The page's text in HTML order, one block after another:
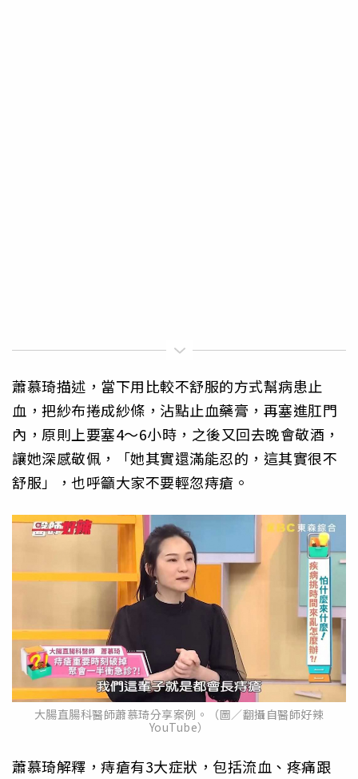
蕭慕琦描述，當下用比較不舒服的方式幫病患止
血，把紗布捲成紗條，沾點止血藥膏，再塞進肛門
內，原則上要塞4～6小時，之後又回去晚會敬酒，
讓她深感敬佩，「她其實還滿能忍的，這其實很不
舒服」，也呼籲大家不要輕忽痔瘡。
大腸直腸科醫師蕭慕琦分享案例。（圖／翻攝自醫師好辣
YouTube）
蕭慕琦解釋，痔瘡有3大症狀，包括流血、疼痛跟